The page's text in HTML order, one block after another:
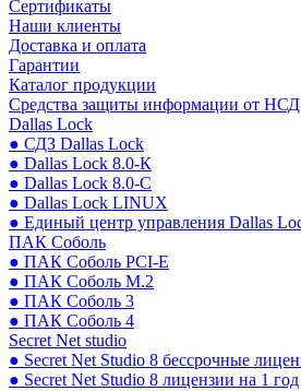
Сертификаты
Наши клиенты
Доставка и оплата
Гарантии
Каталог продукции
Средства защиты информации от НСД
Dallas Lock
● СДЗ Dallas Lock
● Dallas Lock 8.0-К
● Dallas Lock 8.0-С
● Dallas Lock LINUX
● Единый центр управления Dallas
ПАК Соболь
● ПАК Соболь PCI-E
● ПАК Соболь М.2
● ПАК Соболь 3
● ПАК Соболь 4
Secret Net studio
● Secret Net Studio 8 бессрочные
● Secret Net Studio 8 лицензии на 1 год